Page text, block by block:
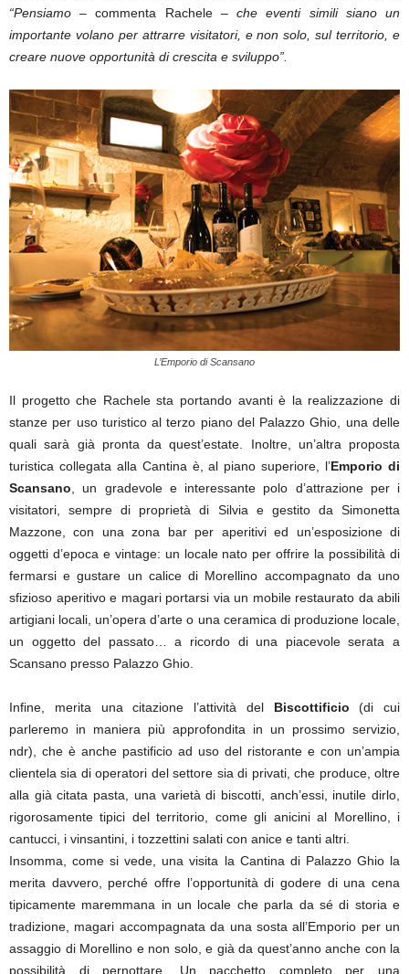
“Pensiamo– commenta Rachele – che eventi simili siano un
importante volano per attrarre visitatori, e non solo, sul territorio, e
creare nuove opportunità di crescita e sviluppo”.
L’Emporio di Scansano
Il progetto che Rachele sta portando avanti è la realizzazione di
stanze per uso turistico al terzo piano del Palazzo Ghio, una delle
quali sarà già pronta da quest’estate. Inoltre, un’altra proposta
turistica collegata alla Cantina è, al piano superiore, l’Emporio di
Scansano , un gradevole e interessante polo d’attrazione per i
visitatori, sempre di proprietà di Silvia e gestito da Simonetta
Mazzone, con una zona bar per aperitivi ed un’esposizione di
oggetti d’epoca e vintage: un locale nato per offrire la possibilità di
fermarsi e gustare un calice di Morellino accompagnato da uno
sfizioso aperitivo e magari portarsi via un mobile restaurato da abili
artigiani locali, un’opera d’arte o una ceramica di produzione locale,
un oggetto del passato… a ricordo di una piacevole serata a
Scansano presso Palazzo Ghio.
Infine, merita una citazione l’attività del Biscottificio (di cui
parleremo in maniera più approfondita in un prossimo servizio,
ndr), che è anche pastificio ad uso del ristorante e con un’ampia
clientela sia di operatori del settore sia di privati, che produce, oltre
alla già citata pasta, una varietà di biscotti, anch’essi, inutile dirlo,
rigorosamente tipici del territorio, come gli anicini al Morellino, i
cantucci, i vinsantini, i tozzettini salati con anice e tanti altri.
Insomma, come si vede, una visita la Cantina di Palazzo Ghio la
merita davvero, perché offre l’opportunità di godere di una cena
tipicamente maremmana in un locale che parla da sé di storia e
tradizione, magari accompagnata da una sosta all’Emporio per un
assaggio di Morellino e non solo, e già da quest’anno anche con la
possibilità di pernottare. Un pacchetto completo per una